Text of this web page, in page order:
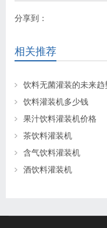
分享到：
相关推荐
饮料无菌灌装的未来趋
饮料灌装机多少钱
果汁饮料灌装机价格
茶饮料灌装机
含气饮料灌装机
酒饮料灌装机